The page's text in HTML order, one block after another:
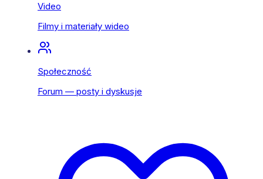
Video
Filmy i materiały wideo
Społeczność
Forum — posty i dyskusje